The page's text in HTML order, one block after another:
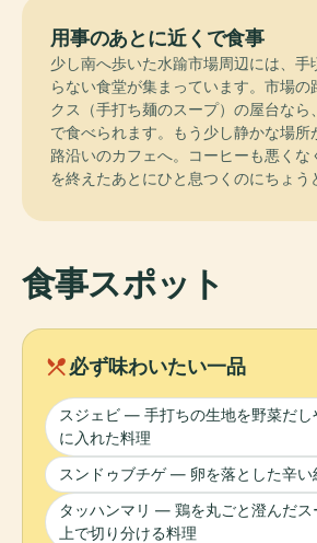
用事のあとに近くで食事
少し南へ歩いた水踰市場周辺には、手
らない食堂が集まっています。市場
クス（手打ち麺のスープ）の屋台なら
で食べられます。もう少し静かな場
路沿いのカフェへ。コーヒーも悪くな
を終えたあとにひと息つくのにちょう
食事スポット
local_dining必ず味わいたい一品
スジェビ — 手打ちの生地を野菜だし
に入れた料理
スンドゥブチゲ — 卵を落とした辛い
タッハンマリ — 鶏を丸ごと澄んだス
上で切り分ける料理